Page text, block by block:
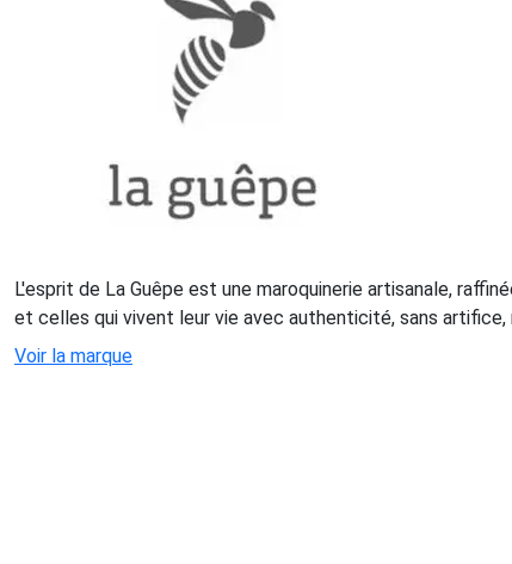
L'esprit de La Guêpe est une maroquinerie artisanale,
et celles qui vivent leur vie avec authenticité, sans artifice,
Voir la marque